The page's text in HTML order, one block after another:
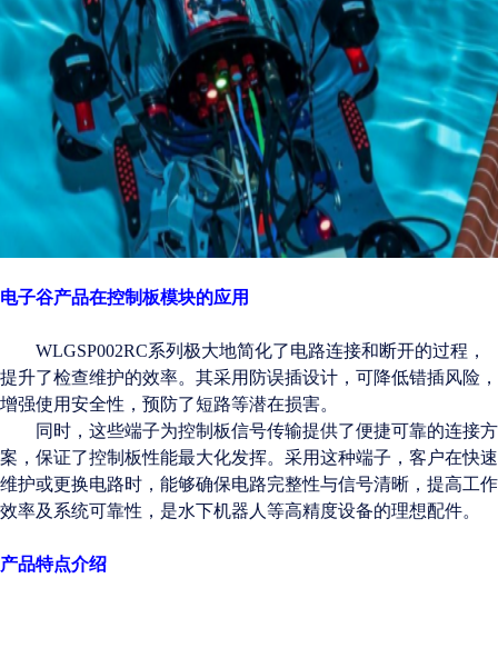
电子谷产品在控制板模块的应用
WLGSP002RC系列 极大地简化了电路连接和断开的过程，
提升了检查维护的效率。其采用 防误插设计 ，可降低错插风险，
增强使用安全性，预防了短路等潜在损害。
同时，这些端子为控制板信号传输提供了便捷可靠的连接方
案，保证了控制板性能最大化发挥。采用这种端子，客户在快速
维护或更换电路时，能够确保电路完整性与信号清晰，提高工作
效率及系统可靠性，是水下机器人等高精度设备的理想配件。
产品特点介绍